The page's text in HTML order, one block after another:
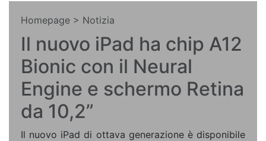
Homepage > Notizia
Il nuovo iPad ha chip A12
Bionic con il Neural
Engine e schermo Retina
da 10,2”
Il nuovo iPad di ottava generazione è disponibile